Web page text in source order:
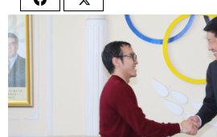
Share
Share
Twitter